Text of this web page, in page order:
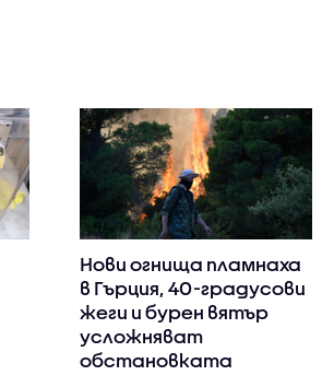
Нови огнища пламнаха
в Гърция, 40-градусови
жеги и бурен вятър
усложняват
обстановката